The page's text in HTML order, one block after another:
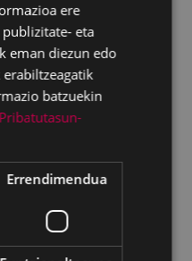
ere
eta
eman diezun edo
batzuekin
Pribatutasun-
Errendimendua